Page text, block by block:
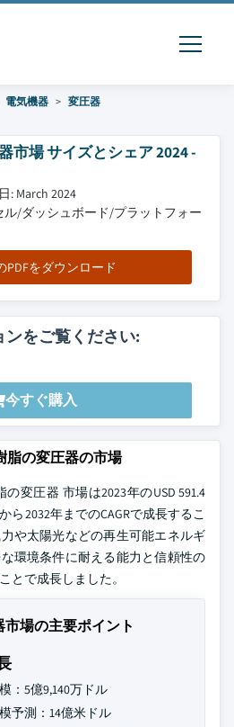
電気機器
変圧器
市場 サイズとシェア 2024 -
: March 2024
ル/ダッシュボード/プラットフォー
PDFをダウンロード
ンをご覧ください:
今すぐ購入
脂の変圧器の市場
変圧器 市場は2023年のUSD 591.4
ら2032年までのCAGRで成長するこ
や太陽光などの再生可能エネルギ
環境条件に耐える能力と信頼性の
とで成長しました。
場の主要ポイント
：5億9,140万ドル
予測：14億米ドル